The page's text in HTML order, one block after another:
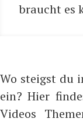
braucht es
Wo steigst du
ein? Hier
Videos